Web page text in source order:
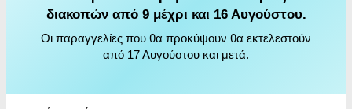
διακοπών από 9 μέχρι και 16 Αυγούστου.
Οι παραγγελίες που θα προκύψουν θα εκτελεστούν
από 17 Αυγούστου και μετά.